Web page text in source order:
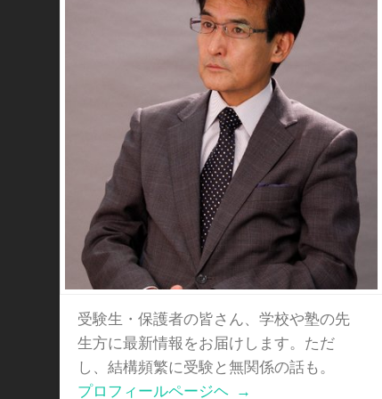
受験生・保護者の皆さん、学校や塾の先
生方に最新情報をお届けします。ただ
し、結構頻繁に受験と無関係の話も。
プロフィールページヘ →